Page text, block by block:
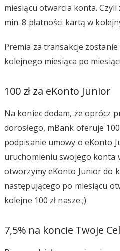
miesiącu otwarcia konta. Czyli
min. 8 płatności kartą w
Premia za transakcje zostanie
kolejnego miesiąca po
100 zł za eKonto Junior
Na koniec dodam, że oprócz
dorosłego, mBank oferuje
podpisanie umowy o eKonto
uruchomieniu swojego konta
otworzymy eKonto Junior do
następującego po miesiącu
kolejne 100 zł nasze ;)
7,5% na koncie Twoje